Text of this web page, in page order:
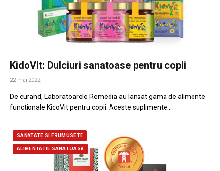
KidoVit: Dulciuri sanatoase pentru copii
22 mai 2022
De curand, Laboratoarele Remedia au lansat gama de alimente
functionale KidoVit pentru copii. Aceste suplimente…
SANATATE SI FRUMUSETE
ALIMENTATIE SANATOASA